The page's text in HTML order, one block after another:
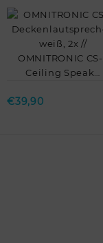
weiß, 2x //
OMNITRONIC CS-3
Ceiling Speak…
Quick view
€39,90